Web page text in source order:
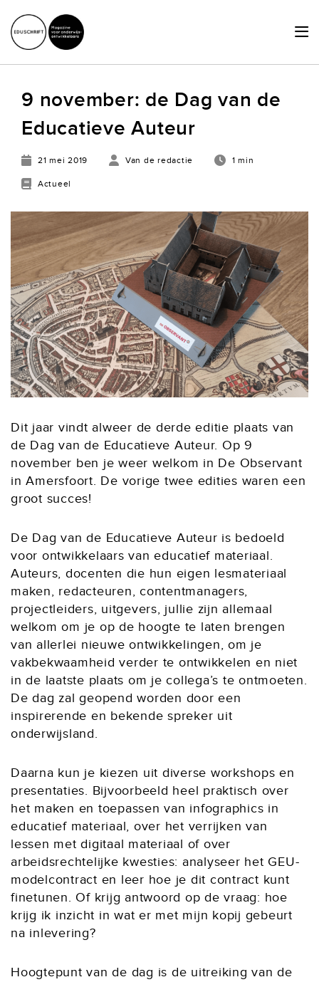
ACTUEEL
ACHTERGRONDEN
JURIDISCHE ZAKEN
OVER ONS
LID WORDEN
9 november: de Dag van de
Educatieve Auteur
21 mei 2019 Van de redactie 1 min
Actueel
Dit jaar vindt alweer de derde editie plaats van
de Dag van de Educatieve Auteur. Op 9
november ben je weer welkom in De Observant
in Amersfoort. De vorige twee edities waren een
groot succes!
De Dag van de Educatieve Auteur is bedoeld
voor ontwikkelaars van educatief materiaal.
Auteurs, docenten die hun eigen lesmateriaal
maken, redacteuren, contentmanagers,
projectleiders, uitgevers, jullie zijn allemaal
welkom om je op de hoogte te laten brengen
van allerlei nieuwe ontwikkelingen, om je
vakbekwaamheid verder te ontwikkelen en niet
in de laatste plaats om je collega’s te ontmoeten.
De dag zal geopend worden door een
inspirerende en bekende spreker uit
onderwijsland.
Daarna kun je kiezen uit diverse workshops en
presentaties. Bijvoorbeeld heel praktisch over
het maken en toepassen van infographics in
educatief materiaal, over het verrijken van
lessen met digitaal materiaal of over
arbeidsrechtelijke kwesties: analyseer het GEU-
modelcontract en leer hoe je dit contract kunt
finetunen. Of krijg antwoord op de vraag: hoe
krijg ik inzicht in wat er met mijn kopij gebeurt
na inlevering?
Hoogtepunt van de dag is de uitreiking van de